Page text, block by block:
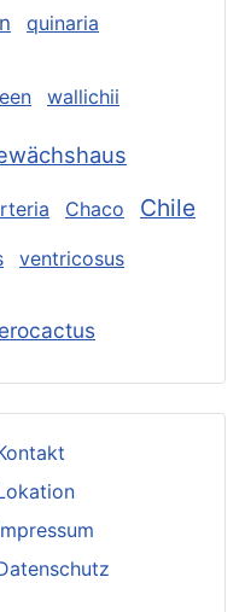
quinaria
wallichii
Chaco Chile
ventricosus